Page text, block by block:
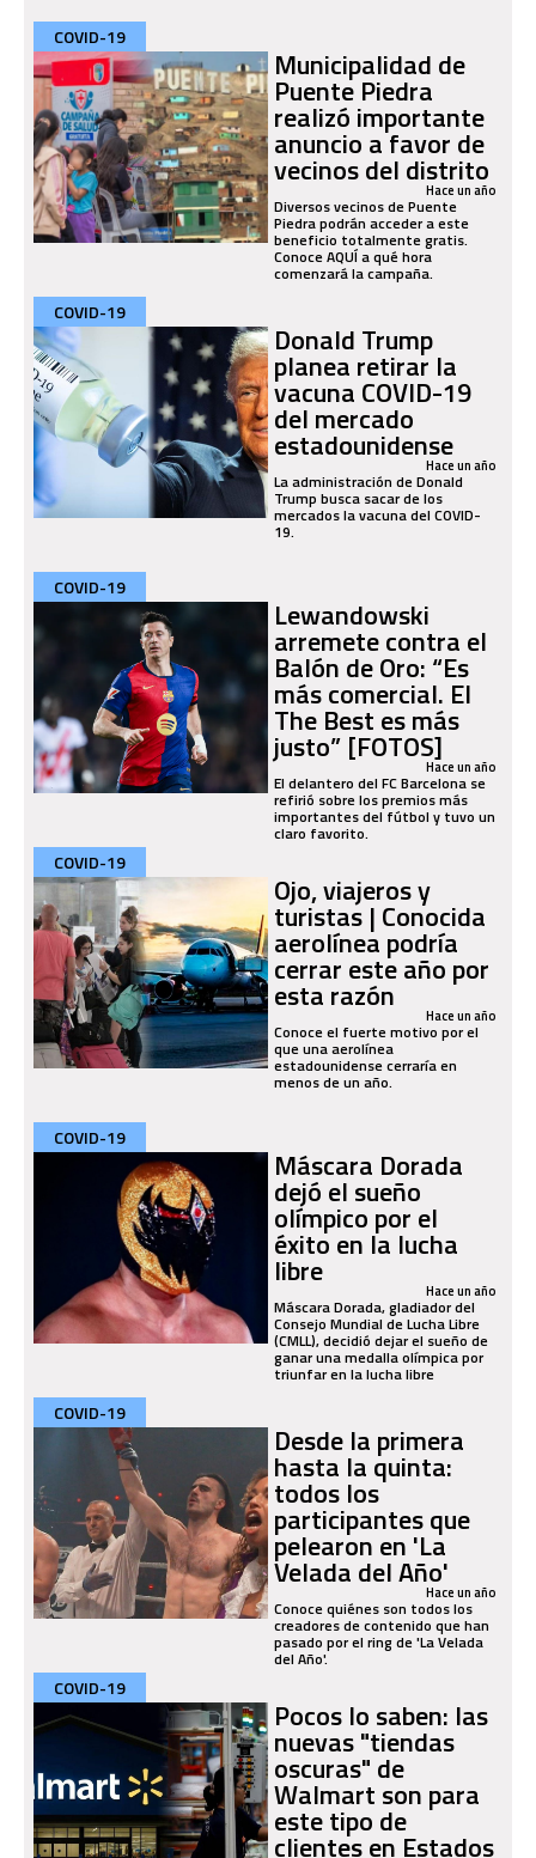
COVID-19
Municipalidad de
Puente Piedra
realizó importante
anuncio a favor de
vecinos del distrito
Hace un año
Diversos vecinos de Puente
Piedra podrán acceder a este
beneficio totalmente gratis.
Conoce AQUÍ a qué hora
comenzará la campaña.
COVID-19
Donald Trump
planea retirar la
vacuna COVID-19
del mercado
estadounidenseHace un año
La administración de Donald
Trump busca sacar de los
mercados la vacuna del COVID-
19.
COVID-19
Lewandowski
arremete contra el
Balón de Oro: “Es
más comercial. El
The Best es más
justo” [FOTOS]Hace un año
El delantero del FC Barcelona se
refirió sobre los premios más
importantes del fútbol y tuvo un
claro favorito.
COVID-19
Ojo, viajeros y
turistas | Conocida
aerolínea podría
cerrar este año por
esta razón Hace un año
Conoce el fuerte motivo por el
que una aerolínea
estadounidense cerraría en
menos de un año.
COVID-19
Máscara Dorada
dejó el sueño
olímpico por el
éxito en la lucha
libre Hace un año
Máscara Dorada, gladiador del
Consejo Mundial de Lucha Libre
(CMLL), decidió dejar el sueño de
ganar una medalla olímpica por
triunfar en la lucha libre
COVID-19
Desde la primera
hasta la quinta:
todos los
participantes que
pelearon en 'La
Velada del Año'Hace un año
Conoce quiénes son todos los
creadores de contenido que han
pasado por el ring de 'La Velada
del Año'.
COVID-19
Pocos lo saben: las
nuevas "tiendas
oscuras" de
Walmart son para
este tipo de
clientes en Estados